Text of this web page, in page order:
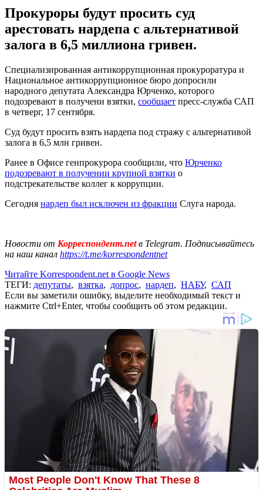
Прокуроры будут просить суд
арестовать нардепа с альтернативой
залога в 6,5 миллиона гривен.
Специализированная антикоррупционная прокуроратура и
Национальное антикоррупционное бюро допросили
народного депутата Александра Юрченко, которого
подозревают в получени взятки, сообщает пресс-служба САП
в четверг, 17 сентября.
Суд будут просить взять нардепа под стражу с альтернативой
залога в 6,5 млн гривен.
Ранее в Офисе генпрокурора сообщили, что Юрченко
подозревают в получении крупной взятки о
подстрекательстве коллег к коррупции.
Сегодня нардеп был исключен из фракции Слуга народа.
Новости от Корреспондент.netв Telegram. Подписывайтесь
на наш канал https://t.me/korrespondentnet
Читайте Korrespondent.net в Google News
ТЕГИ: депутаты, взятка, допрос, нардеп, НАБУ, САП
Если вы заметили ошибку, выделите необходимый текст и
нажмите Ctrl+Enter, чтобы сообщить об этом редакции.